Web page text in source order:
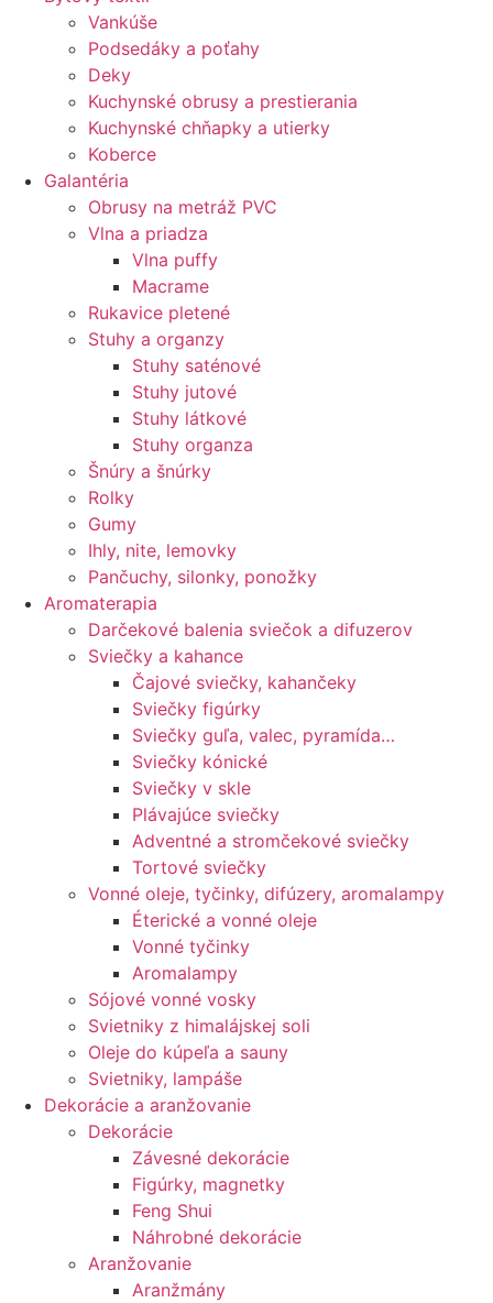
Vankúše
Podsedáky a poťahy
Deky
Kuchynské obrusy a prestierania
Kuchynské chňapky a utierky
Koberce
Galantéria
Obrusy na metráž PVC
Vlna a priadza
Vlna puffy
Macrame
Rukavice pletené
Stuhy a organzy
Stuhy saténové
Stuhy jutové
Stuhy látkové
Stuhy organza
Šnúry a šnúrky
Rolky
Gumy
Ihly, nite, lemovky
Pančuchy, silonky, ponožky
Aromaterapia
Darčekové balenia sviečok a difuzerov
Sviečky a kahance
Čajové sviečky, kahančeky
Sviečky figúrky
Sviečky guľa, valec, pyramída…
Sviečky kónické
Sviečky v skle
Plávajúce sviečky
Adventné a stromčekové sviečky
Tortové sviečky
Vonné oleje, tyčinky, difúzery, aromalampy
Éterické a vonné oleje
Vonné tyčinky
Aromalampy
Sójové vonné vosky
Svietniky z himalájskej soli
Oleje do kúpeľa a sauny
Svietniky, lampáše
Dekorácie a aranžovanie
Dekorácie
Závesné dekorácie
Figúrky, magnetky
Feng Shui
Náhrobné dekorácie
Aranžovanie
Aranžmány